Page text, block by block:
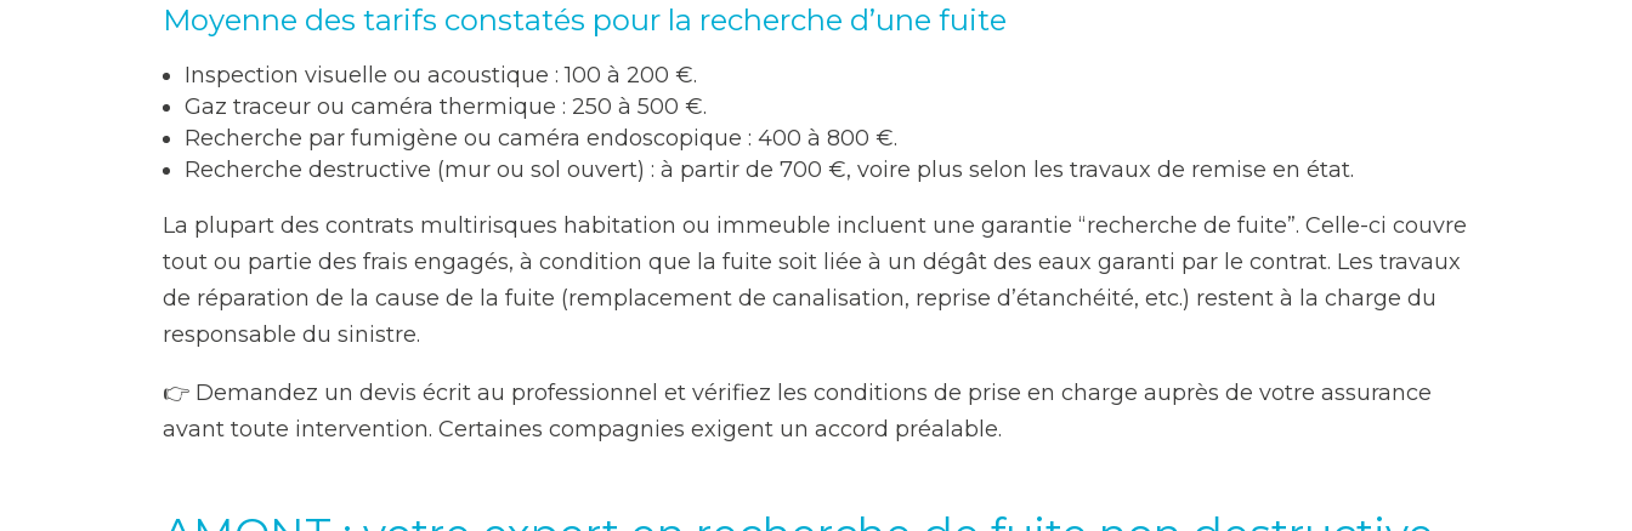
Moyenne des tarifs constatés pour la recherche d’une fuite
Inspection visuelle ou acoustique : 100 à 200 €.
Gaz traceur ou caméra thermique : 250 à 500 €.
Recherche par fumigène ou caméra endoscopique : 400 à 800 €.
Recherche destructive (mur ou sol ouvert) : à partir de 700 €, voire plus selon les travaux de remise en état.
La plupart des contrats multirisques habitation ou immeuble incluent une garantie “recherche de fuite”. Celle-ci couvre
tout ou partie des frais engagés, à condition que la fuite soit liée à un dégât des eaux garanti par le contrat. Les travaux
de réparation de la cause de la fuite (remplacement de canalisation, reprise d’étanchéité, etc.) restent à la charge du
responsable du sinistre.
👉 Demandez un devis écrit au professionnel et vérifiez les conditions de prise en charge auprès de votre assurance
avant toute intervention. Certaines compagnies exigent un accord préalable.